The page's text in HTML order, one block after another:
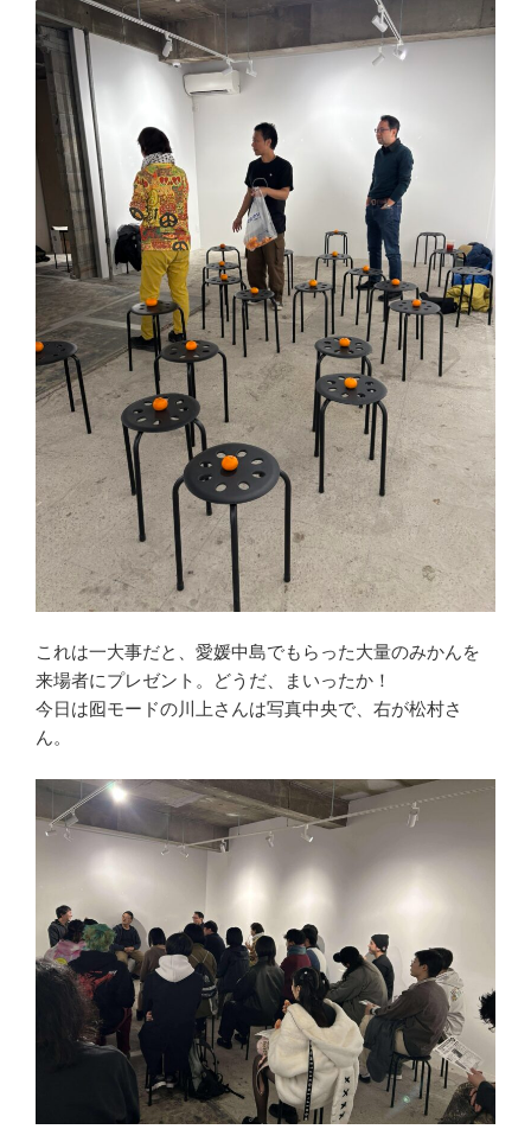
これは一大事だと、愛媛中島でもらった大量のみかんを
来場者にプレゼント。どうだ、まいったか！
今日は囮モードの川上さんは写真中央で、右が松村さ
ん。